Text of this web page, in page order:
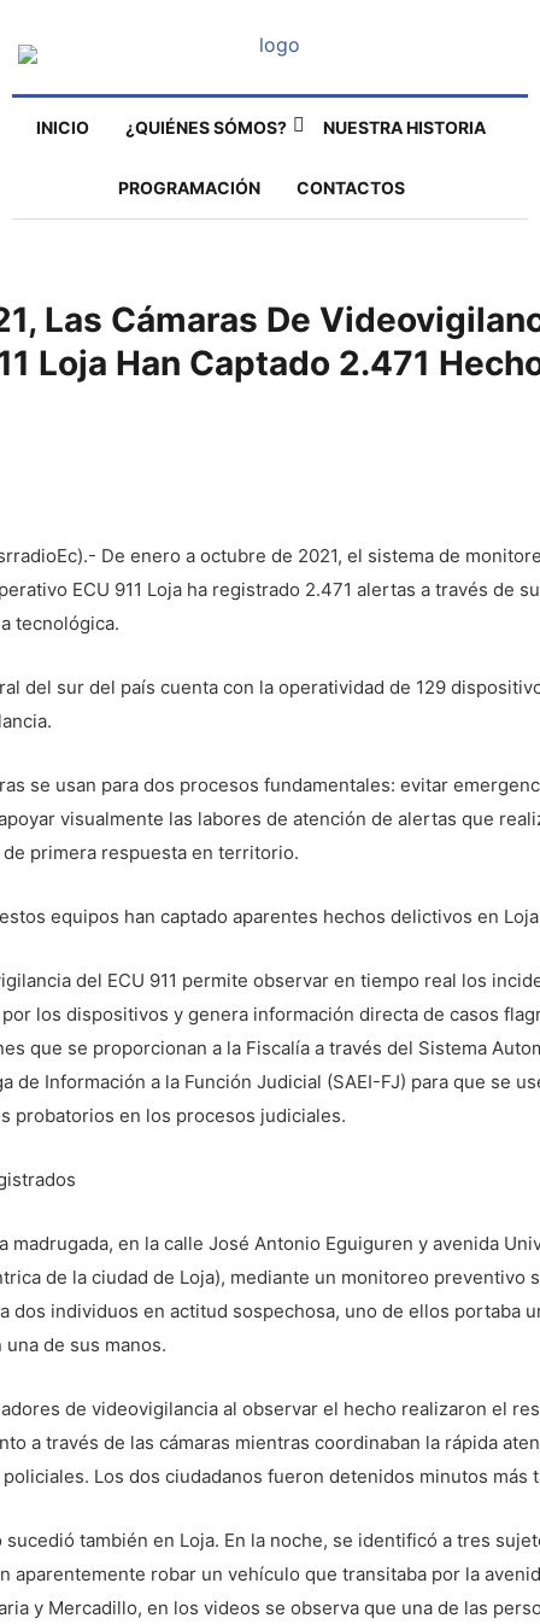
INICIO ¿QUIÉNES SÓMOS? NUESTRA HISTORIA
PROGRAMACIÓN CONTACTOS
Las Cámaras De
Loja Han Captado 2.471
De enero a octubre de 2021, el sistema de
ECU 911 Loja ha registrado 2.471 alertas a través de su
tecnológica.
del sur del país cuenta con la operatividad de 129
se usan para dos procesos fundamentales: evitar
visualmente las labores de atención de alertas que
primera respuesta en territorio.
equipos han captado aparentes hechos delictivos en
del ECU 911 permite observar en tiempo real los
los dispositivos y genera información directa de casos
que se proporcionan a la Fiscalía a través del Sistema
de Información a la Función Judicial (SAEI-FJ) para que se
probatorios en los procesos judiciales.
madrugada, en la calle José Antonio Eguiguren y avenida
de la ciudad de Loja), mediante un monitoreo preventivo
dos individuos en actitud sospechosa, uno de ellos portaba
una de sus manos.
de videovigilancia al observar el hecho realizaron el
a través de las cámaras mientras coordinaban la rápida
Los dos ciudadanos fueron detenidos minutos más
sucedió también en Loja. En la noche, se identificó a tres
aparentemente robar un vehículo que transitaba por la
y Mercadillo, en los videos se observa que una de las